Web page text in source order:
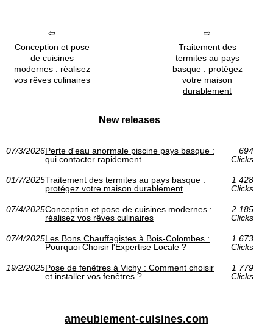
Conception et pose
de cuisines
modernes : réalisez
vos rêves culinaires
Traitement des
termites au pays
basque : protégez
votre maison
durablement
New releases
07/3/2026Perte d'eau anormale piscine pays basque :
qui contacter rapidement
694
Clicks
01/7/2025Traitement des termites au pays basque :
protégez votre maison durablement
1 428
Clicks
07/4/2025Conception et pose de cuisines modernes :
réalisez vos rêves culinaires
2 185
Clicks
07/4/2025Les Bons Chauffagistes à Bois-Colombes :
Pourquoi Choisir l'Expertise Locale ?
1 673
Clicks
19/2/2025Pose de fenêtres à Vichy : Comment choisir
et installer vos fenêtres ?
1 779
Clicks
ameublement-cuisines.com